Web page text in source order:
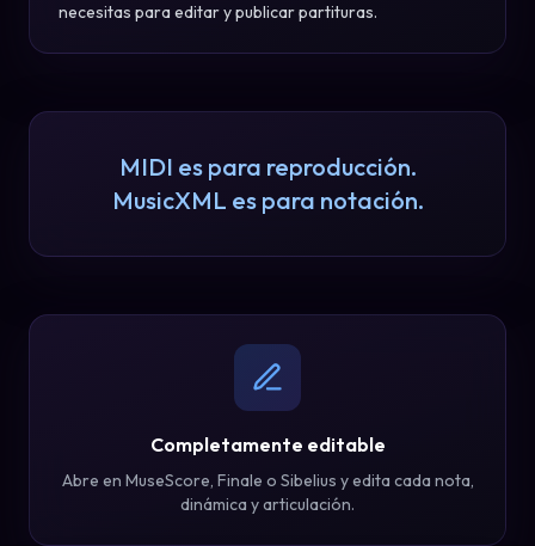
necesitas para editar y publicar partituras.
MIDI es para reproducción.
MusicXML es para notación.
Completamente editable
Abre en MuseScore, Finale o Sibelius y edita cada nota,
dinámica y articulación.